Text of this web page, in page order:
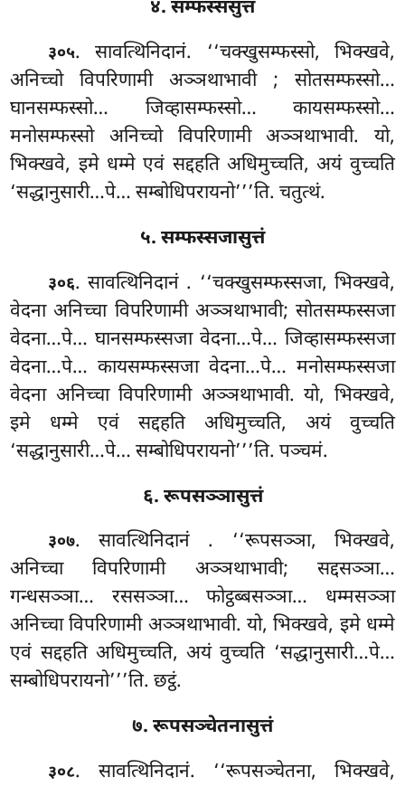
४. सम्फस्ससुत्तं
३०५. सावत्थिनिदानं. ‘‘चक्खुसम्फस्सो, भिक्खवे,
अनिच्चो विपरिणामी अञ्ञथाभावी ; सोतसम्फस्सो…
घानसम्फस्सो… जिव्हासम्फस्सो… कायसम्फस्सो…
मनोसम्फस्सो अनिच्चो विपरिणामी अञ्ञथाभावी. यो,
भिक्खवे, इमे धम्मे एवं सद्दहति अधिमुच्चति, अयं वुच्चति
‘सद्धानुसारी…पे… सम्बोधिपरायनो’’’ति. चतुत्थं.
५. सम्फस्सजासुत्तं
३०६. सावत्थिनिदानं . ‘‘चक्खुसम्फस्सजा, भिक्खवे,
वेदना अनिच्चा विपरिणामी अञ्ञथाभावी; सोतसम्फस्सजा
वेदना…पे… घानसम्फस्सजा वेदना…पे… जिव्हासम्फस्सजा
वेदना…पे… कायसम्फस्सजा वेदना…पे… मनोसम्फस्सजा
वेदना अनिच्चा विपरिणामी अञ्ञथाभावी. यो, भिक्खवे,
इमे धम्मे एवं सद्दहति अधिमुच्चति, अयं वुच्चति
‘सद्धानुसारी…पे… सम्बोधिपरायनो’’’ति. पञ्चमं.
६. रूपसञ्ञासुत्तं
३०७. सावत्थिनिदानं . ‘‘रूपसञ्ञा, भिक्खवे,
अनिच्चा विपरिणामी अञ्ञथाभावी; सद्दसञ्ञा…
गन्धसञ्ञा… रससञ्ञा… फोट्ठब्बसञ्ञा… धम्मसञ्ञा
अनिच्चा विपरिणामी अञ्ञथाभावी. यो, भिक्खवे, इमे धम्मे
एवं सद्दहति अधिमुच्चति, अयं वुच्चति ‘सद्धानुसारी…पे…
सम्बोधिपरायनो’’’ति. छट्ठं.
७. रूपसञ्चेतनासुत्तं
३०८. सावत्थिनिदानं. ‘‘रूपसञ्चेतना, भिक्खवे,